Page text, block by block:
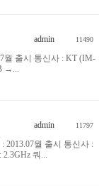
admin
11490
월 출시 통신사 : KT (IM-
→...
admin
11797
2013.07월 출시 통신사 :
쿼...